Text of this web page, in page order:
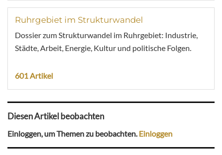
Ruhrgebiet im Strukturwandel
Dossier zum Strukturwandel im Ruhrgebiet: Industrie,
Städte, Arbeit, Energie, Kultur und politische Folgen.
601 Artikel
Diesen Artikel beobachten
Einloggen, um Themen zu beobachten.Einloggen